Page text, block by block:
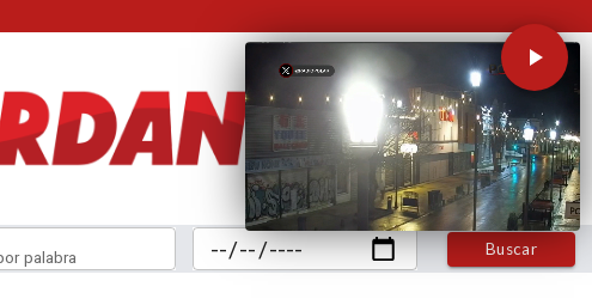
Buscar
palabra